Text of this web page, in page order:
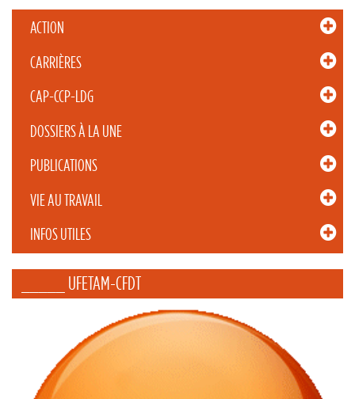
ACTION
CARRIÈRES
CAP-CCP-LDG
DOSSIERS À LA UNE
PUBLICATIONS
VIE AU TRAVAIL
INFOS UTILES
_____ UFETAM-CFDT